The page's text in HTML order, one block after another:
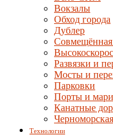
Вокзалы
Обход города
Дублер
Совмещённая
Развязки и
Мосты и
Парковки
Порты и
Канатные
Технологии